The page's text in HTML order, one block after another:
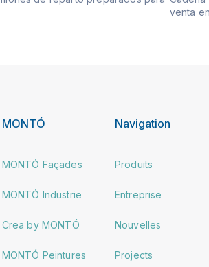
venta
MONTÓ
MONTÓ Façades
MONTÓ Industrie
Crea by MONTÓ
MONTÓ Peintures
Navigation
Produits
Entreprise
Nouvelles
Projects